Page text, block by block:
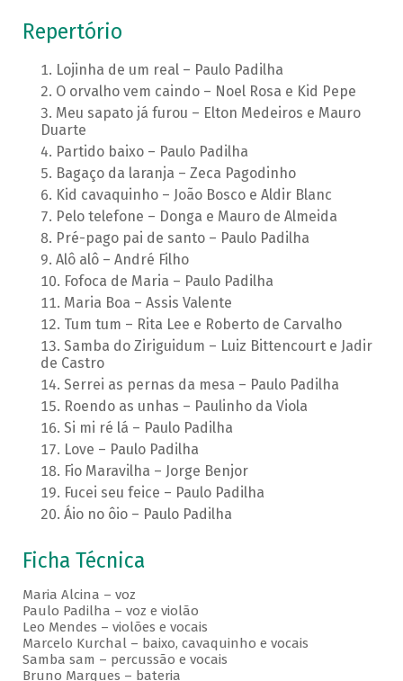
Repertório
Lojinha de um real – Paulo Padilha
O orvalho vem caindo – Noel Rosa e Kid Pepe
Meu sapato já furou – Elton Medeiros e Mauro
Duarte
Partido baixo – Paulo Padilha
Bagaço da laranja – Zeca Pagodinho
Kid cavaquinho – João Bosco e Aldir Blanc
Pelo telefone – Donga e Mauro de Almeida
Pré-pago pai de santo – Paulo Padilha
Alô alô – André Filho
Fofoca de Maria – Paulo Padilha
Maria Boa – Assis Valente
Tum tum – Rita Lee e Roberto de Carvalho
Samba do Ziriguidum – Luiz Bittencourt e Jadir
de Castro
Serrei as pernas da mesa – Paulo Padilha
Roendo as unhas – Paulinho da Viola
Si mi ré lá – Paulo Padilha
Love – Paulo Padilha
Fio Maravilha – Jorge Benjor
Fucei seu feice – Paulo Padilha
Áio no ôio – Paulo Padilha
Ficha Técnica
Maria Alcina – voz
Paulo Padilha – voz e violão
Leo Mendes – violões e vocais
Marcelo Kurchal – baixo, cavaquinho e vocais
Samba sam – percussão e vocais
Bruno Marques – bateria